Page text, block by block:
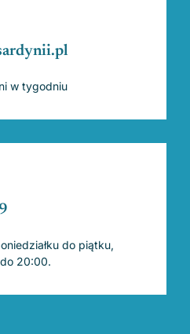
w tygodniu
do piątku,
20:00.